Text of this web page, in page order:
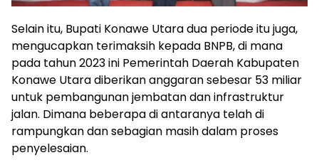
Selain itu, Bupati Konawe Utara dua periode itu juga,
mengucapkan terimaksih kepada BNPB, di mana
pada tahun 2023 ini Pemerintah Daerah Kabupaten
Konawe Utara diberikan anggaran sebesar 53 miliar
untuk pembangunan jembatan dan infrastruktur
jalan. Dimana beberapa di antaranya telah di
rampungkan dan sebagian masih dalam proses
penyelesaian.